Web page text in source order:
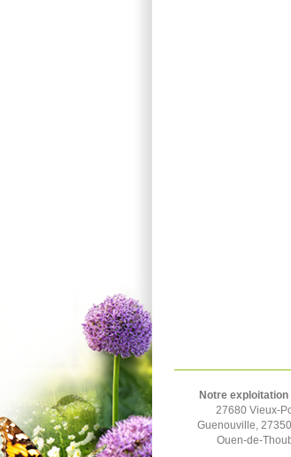
Notre
27680 Vieux-
Guenouville,
Ouen-de-